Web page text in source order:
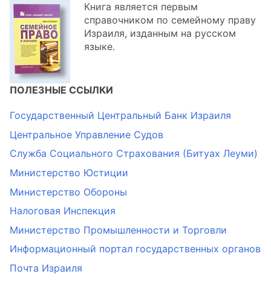
Книга является первым
справочником по семейному праву
Израиля, изданным на русском
языке.
ПОЛЕЗНЫЕ ССЫЛКИ
Государственный Центральный Банк Израиля
Центральное Управление Судов
Служба Социального Страхования (Битуах Леуми)
Министерство Юстиции
Министерство Обороны
Налоговая Инспекция
Министерство Промышленности и Торговли
Информационный портал государственных органов
Почта Израиля